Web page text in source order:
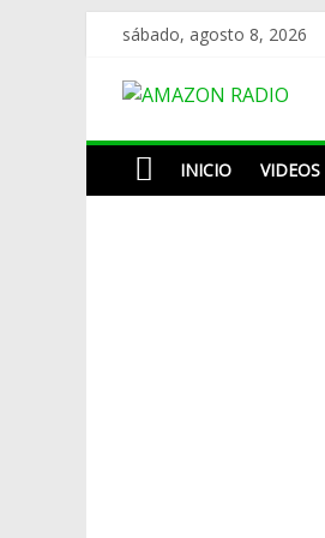
content
sábado, agosto 8, 2026
AMAZON
RADIO
INICIO VIDEOS